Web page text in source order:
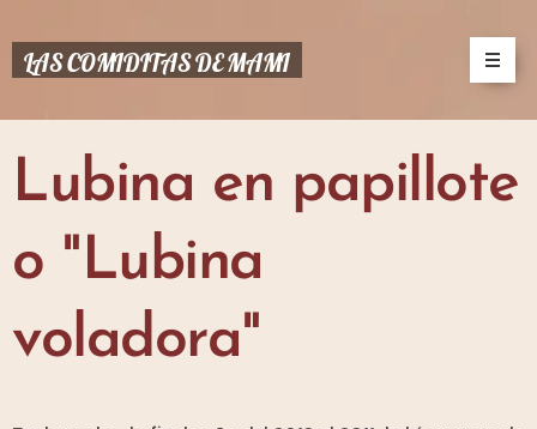
LAS COMIDITAS DE MAMI
Lubina en papillote
o "Lubina
voladora"